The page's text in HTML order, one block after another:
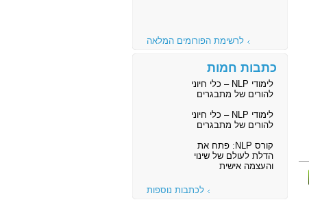
לרשימת הפורומים המלאה
כתבות חמות
לימודי NLP – כלי חיוני
להורים של מתבגרים
לימודי NLP – כלי חיוני
להורים של מתבגרים
קורס NLP: פתח את
הדלת לעולם של שינוי
והעצמה אישית
לכתבות נוספות